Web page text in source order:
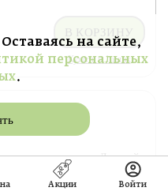
Купить в 1 клик
— лауреат «Лучший
на сайте,
персональных
.
Акции Войти